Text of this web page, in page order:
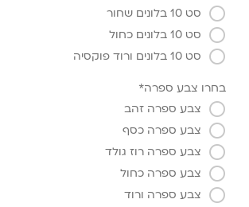
סט 10 בלונים שחור
סט 10 בלונים כחול
סט 10 בלונים ורוד פוקסיה
בחרו צבע ספרה*
צבע ספרה זהב
צבע ספרה כסף
צבע ספרה רוז גולד
צבע ספרה כחול
צבע ספרה ורוד